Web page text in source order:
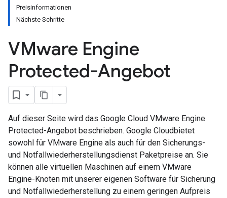
Preisinformationen
Nächste Schritte
VMware Engine
Protected-Angebot
Auf dieser Seite wird das Google Cloud VMware Engine
Protected-Angebot beschrieben. Google Cloudbietet
sowohl für VMware Engine als auch für den Sicherungs-
und Notfallwiederherstellungsdienst Paketpreise an. Sie
können alle virtuellen Maschinen auf einem VMware
Engine-Knoten mit unserer eigenen Software für Sicherung
und Notfallwiederherstellung zu einem geringen Aufpreis